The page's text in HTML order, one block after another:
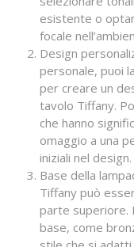
esistente o
focale
Design
personale, puoi
per creare un
tavolo Tiffany.
che hanno
omaggio a una
iniziali nel design.
Base della
Tiffany può
parte superiore.
base, come